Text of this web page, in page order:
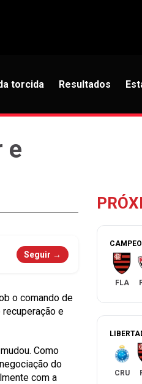
torcida Resultados
e
Seguir →
o comando de
e
Como
do
com a
FLA
CRU